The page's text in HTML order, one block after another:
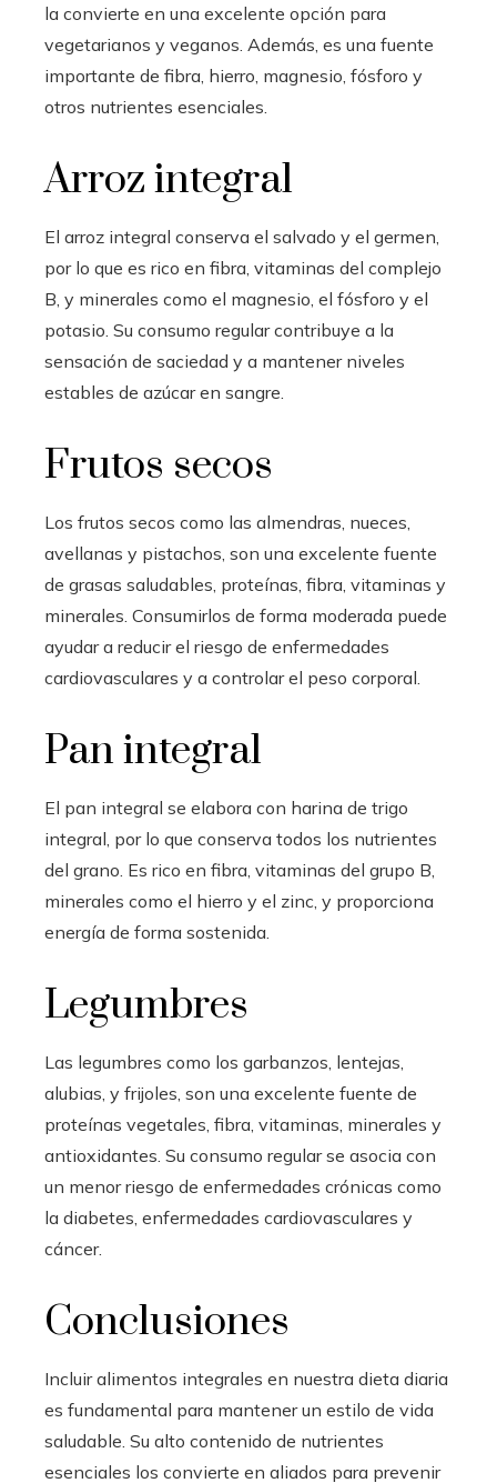
la convierte en una excelente opción para
vegetarianos y veganos. Además, es una fuente
importante de fibra, hierro, magnesio, fósforo y
otros nutrientes esenciales.
Arroz integral
El arroz integral conserva el salvado y el germen,
por lo que es rico en fibra, vitaminas del complejo
B, y minerales como el magnesio, el fósforo y el
potasio. Su consumo regular contribuye a la
sensación de saciedad y a mantener niveles
estables de azúcar en sangre.
Frutos secos
Los frutos secos como las almendras, nueces,
avellanas y pistachos, son una excelente fuente
de grasas saludables, proteínas, fibra, vitaminas y
minerales. Consumirlos de forma moderada puede
ayudar a reducir el riesgo de enfermedades
cardiovasculares y a controlar el peso corporal.
Pan integral
El pan integral se elabora con harina de trigo
integral, por lo que conserva todos los nutrientes
del grano. Es rico en fibra, vitaminas del grupo B,
minerales como el hierro y el zinc, y proporciona
energía de forma sostenida.
Legumbres
Las legumbres como los garbanzos, lentejas,
alubias, y frijoles, son una excelente fuente de
proteínas vegetales, fibra, vitaminas, minerales y
antioxidantes. Su consumo regular se asocia con
un menor riesgo de enfermedades crónicas como
la diabetes, enfermedades cardiovasculares y
cáncer.
Conclusiones
Incluir alimentos integrales en nuestra dieta diaria
es fundamental para mantener un estilo de vida
saludable. Su alto contenido de nutrientes
esenciales los convierte en aliados para prevenir